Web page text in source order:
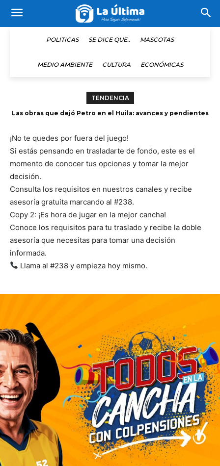
POLITICAS SE DICE QUE.. MASCOTAS
MEDIO AMBIENTE CULTURA ECONÓMICAS
TENDENCIA
Cali recibe a De La Espriella con comitiva de segunda línea
¡No te quedes por fuera del juego!
Si estás pensando en trasladarte de fondo, este es el
momento de conocer tus opciones y tomar la mejor
decisión.
Consulta los requisitos en nuestros canales y recibe
asesoría gratuita marcando al #238.
Copy 2: ¡Es hora de jugar en la mejor cancha!
Conoce los requisitos para tu traslado y recibe la doble
asesoría que necesitas para tomar una decisión
informada.
Llama al #238 y empieza hoy mismo.